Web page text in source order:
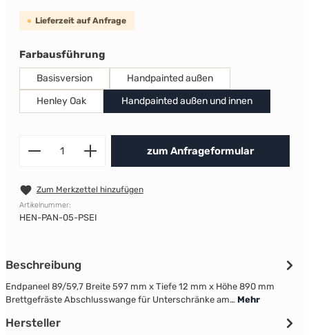
Lieferzeit auf Anfrage
Farbausführungauswählen
Basisversion
Handpainted außen
Henley Oak
Handpainted außen und innen
Produkt Anzahl: Gib den
zum Anfrageformular
Zum Merkzettel hinzufügen
Artikelnummer:
HEN-PAN-05-PSEI
Beschreibung
Endpaneel 89/59,7 Breite 597 mm x Tiefe 12 mm x Höhe 890 mm
Brettgefräste Abschlusswange für Unterschränke am… Mehr
Hersteller